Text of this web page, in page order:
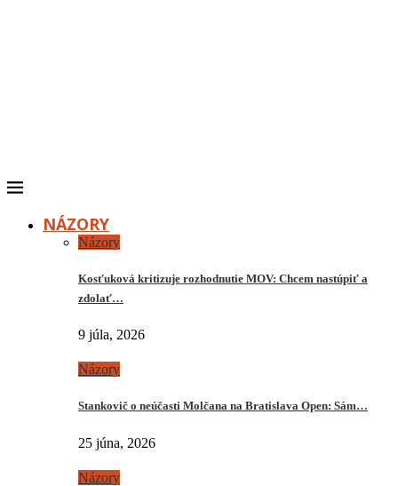
NÁZORY
Názory
Kosťuková kritizuje rozhodnutie MOV: Chcem nastúpiť a
zdolať…
9 júla, 2026
Názory
Stankovič o neúčasti Molčana na Bratislava Open: Sám…
25 júna, 2026
Názory